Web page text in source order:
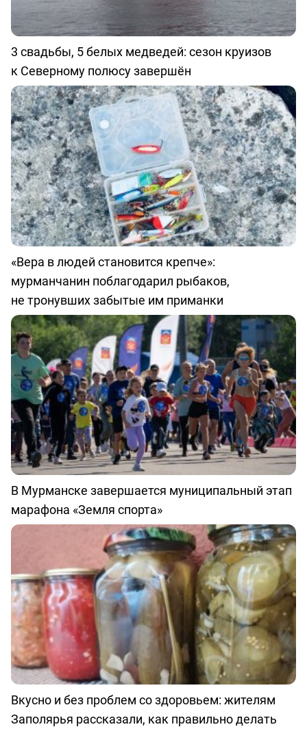
3 свадьбы, 5 белых медведей: сезон круизов
к Северному полюсу завершён
«Вера в людей становится крепче»:
мурманчанин поблагодарил рыбаков,
не тронувших забытые им приманки
В Мурманске завершается муниципальный этап
марафона «Земля спорта»
Вкусно и без проблем со здоровьем: жителям
Заполярья рассказали, как правильно делать